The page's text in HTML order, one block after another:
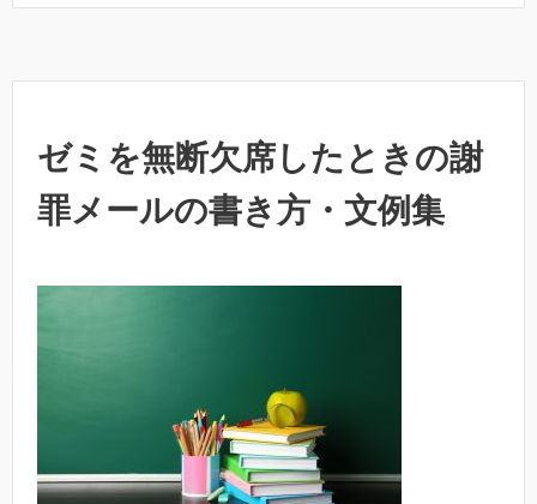
ゼミを無断欠席したときの謝
罪メールの書き方・文例集